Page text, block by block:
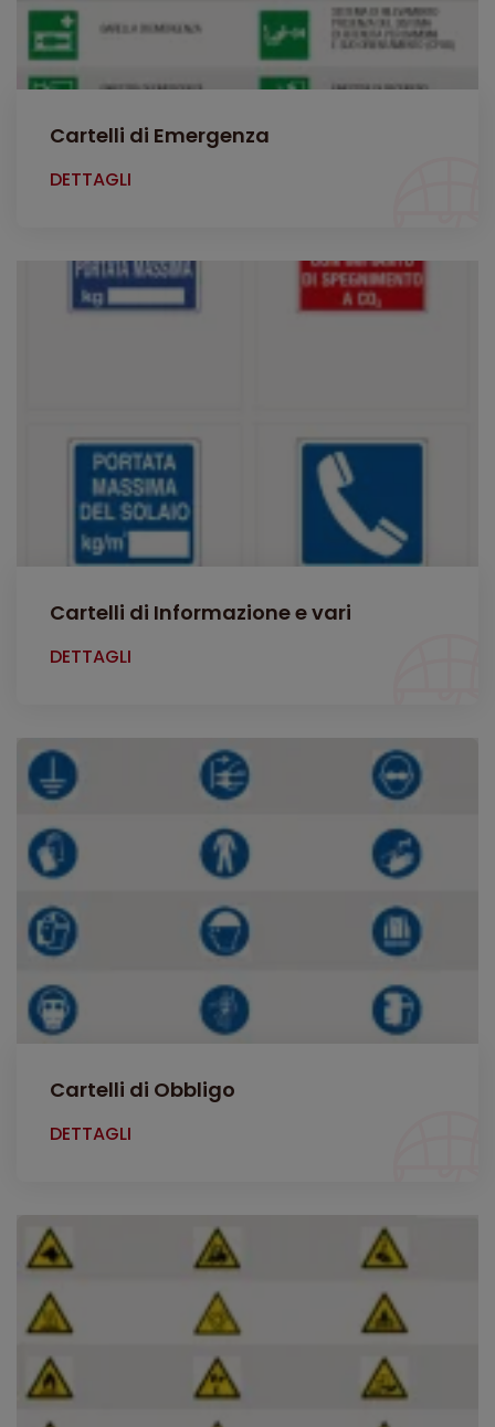
Cartelli di Emergenza
DETTAGLI
Cartelli di Informazione e vari
DETTAGLI
Cartelli di Obbligo
DETTAGLI